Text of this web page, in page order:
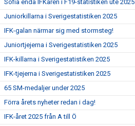
Sofia enda IFKaren i F19-statistiken ute 2025
Juniorkillarna i Sverigestatistiken 2025
IFK-galan närmar sig med stormsteg!
Juniortjejerna i Sverigestatistiken 2025
IFK-killarna i Sverigestatistiken 2025
IFK-tjejerna i Sverigestatistiken 2025
65 SM-medaljer under 2025
Förra årets nyheter redan i dag!
IFK-året 2025 från A till Ö